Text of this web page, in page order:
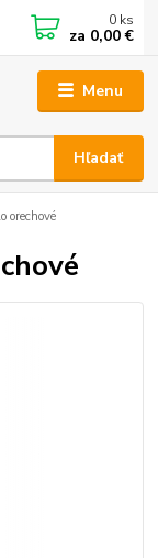
Menu
Hľadať
0 ks
za 0,00 €
orechové